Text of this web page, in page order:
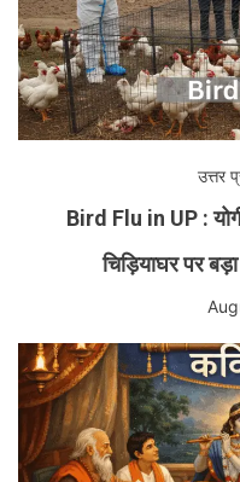
उत्तर
Bird Flu in UP :
चिड़ियाघर पर